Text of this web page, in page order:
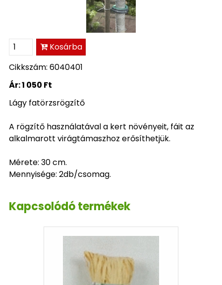
Kosárba
Cikkszám: 6040401
Ár:1 050 Ft
Lágy fatörzsrögzítő
A rögzítő használatával a kert növényeit, fáit az
alkalmarott virágtámaszhoz erősíthetjük.
Mérete: 30 cm.
Mennyisége: 2db/csomag.
Kapcsolódó termékek